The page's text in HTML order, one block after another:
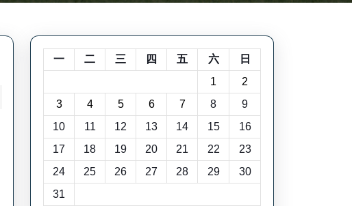
一 二 三 四 五 六
日
1
2
3
4 5 6 7 8
9
10
11 12 13 14 15
16
17
18 19 20 21 22
23
24
25 26 27 28 29
30
31